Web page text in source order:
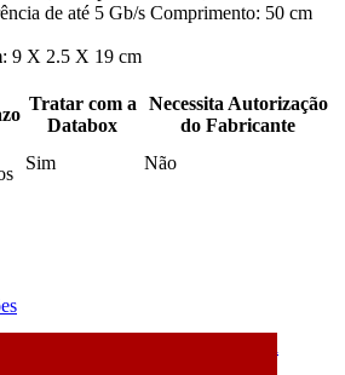
de até 5 Gb/s Comprimento: 50 cm
: 9 X 2.5 X 19 cm
Tratar com a
Databox
Necessita Autorização
do Fabricante
Sim Não